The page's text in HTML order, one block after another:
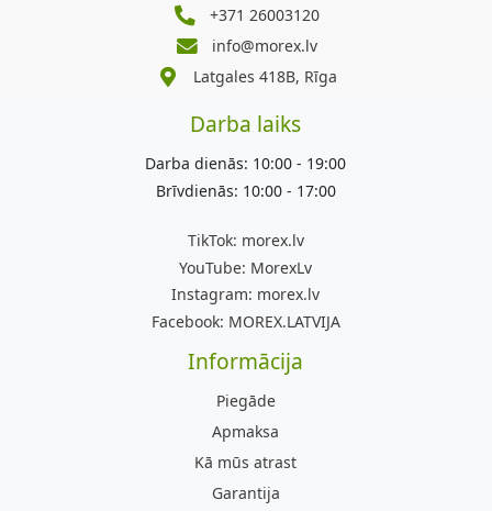
+371 26003120
info@morex.lv
Latgales 418B, Rīga
Darba laiks
Darba dienās: 10:00 - 19:00
Brīvdienās: 10:00 - 17:00
TikTok: morex.lv
YouTube: MorexLv
Instagram: morex.lv
Facebook: MOREX.LATVIJA
Informācija
Piegāde
Apmaksa
Kā mūs atrast
Garantija